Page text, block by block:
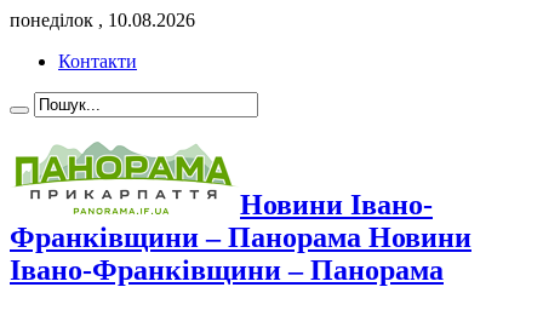
понеділок , 10.08.2026
Контакти
Новини Івано-
Франківщини – Панорама Новини
Івано-Франківщини – Панорама